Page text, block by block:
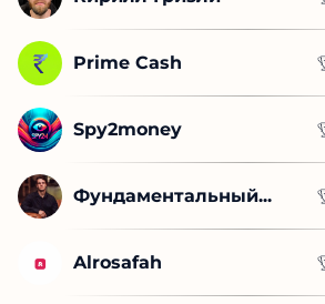
Prime Cash
Spy2money
Фундаментальный...
Alrosafah
Cexwex